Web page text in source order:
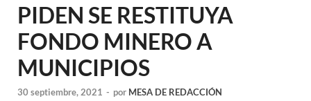
PIDEN SE RESTITUYA
FONDO MINERO A
MUNICIPIOS
30 septiembre, 2021 - por MESA DE REDACCIÓN